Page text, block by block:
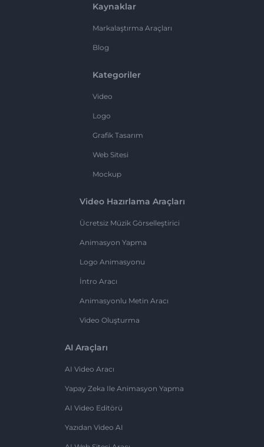
Kaynaklar
Markalaştırma Araçları
Blog
Kategoriler
Video
Logo
Grafik Tasarım
Web Sitesi
Mockup
Video Hazırlama Araçları
Ücretsiz Müzik Görselleştirici
Animasyon Yapma
Logo Animasyonu
İntro Aracı
Animasyonlu Metin Aracı
Video Oluşturma
AI Araçları
AI Video Aracı
Yapay Zeka Ile Animasyon Yapma
AI Video Editörü
Yazıdan Video AI